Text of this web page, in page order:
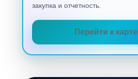
закупка и отчетность.
Перейти к карте